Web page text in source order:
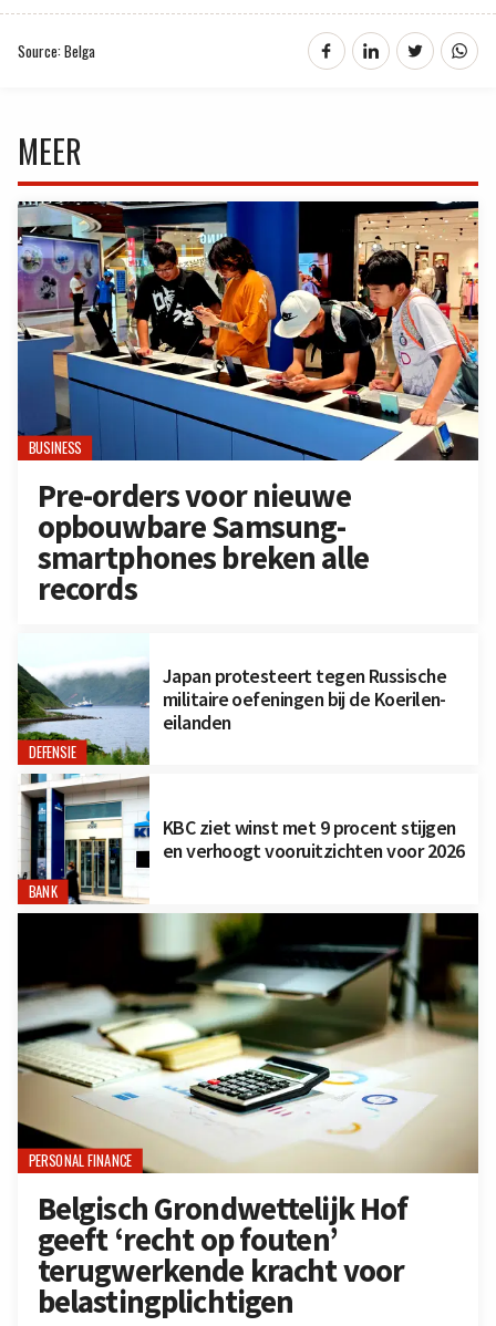
Source: Belga
MEER
BUSINESS
Pre-orders voor nieuwe
opbouwbare Samsung-
smartphones breken alle
records
DEFENSIE
Japan protesteert tegen Russische
militaire oefeningen bij de Koerilen-
eilanden
BANK
KBC ziet winst met 9 procent stijgen
en verhoogt vooruitzichten voor 2026
PERSONAL FINANCE
Belgisch Grondwettelijk Hof
geeft ‘recht op fouten’
terugwerkende kracht voor
belastingplichtigen